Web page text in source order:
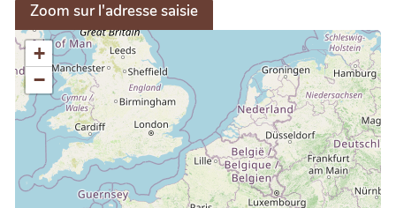
Zoom sur l'adresse saisie
+
−